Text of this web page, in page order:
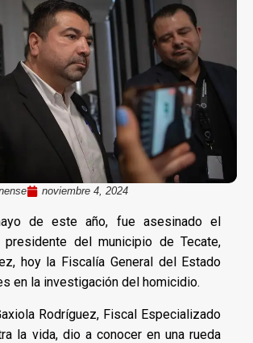
noviembre 4, 2024
de este año, fue asesinado el
del municipio de Tecate,
hoy la Fiscalía General del Estado
en la investigación del homicidio.
Rodríguez, Fiscal Especializado
la vida, dio a conocer en una rueda